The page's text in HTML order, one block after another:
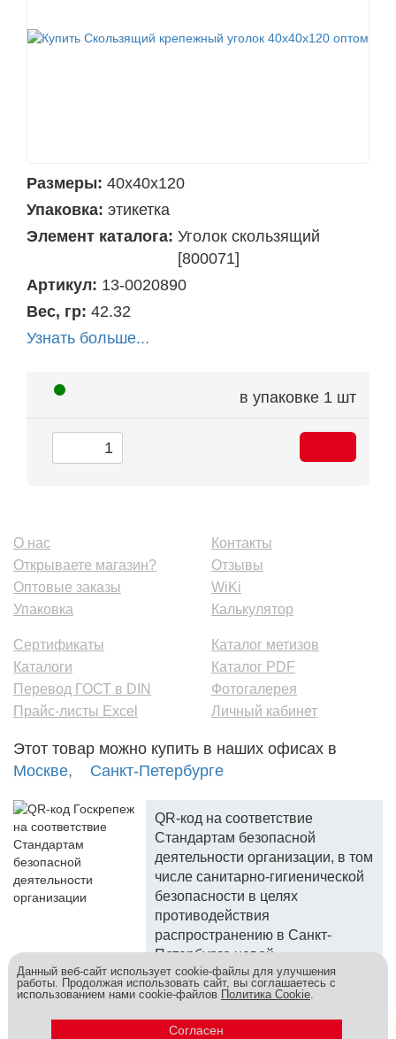
Размеры: 40х40х120
Упаковка: этикетка
Элемент каталога: Уголок скользящий
[800071]
Артикул: 13-0020890
Вес, гр: 42.32
Узнать больше...
в упаковке 1 шт
О нас
Открываете магазин?
Оптовые заказы
Упаковка
Контакты
Отзывы
WiKi
Калькулятор
Сертификаты
Каталоги
Перевод ГОСТ в DIN
Прайс-листы Excel
Каталог метизов
Каталог PDF
Фотогалерея
Личный кабинет
Этот товар можно купить в наших офисах в
Москве,
Санкт-Петербурге
QR-код на соответствие
Стандартам безопасной
деятельности организации, в том
числе санитарно-гигиенической
безопасности в целях
противодействия
распространению в Санкт-
Петербурге новой
коронавирусной инфекции.
Метизы и крепеж оптом - это к нам! © 2026
Данный веб-сайт использует cookie-файлы для улучшения
работы. Продолжая использовать сайт, вы соглашаетесь с
использованием нами cookie-файлов Политика Cookie.
Согласен